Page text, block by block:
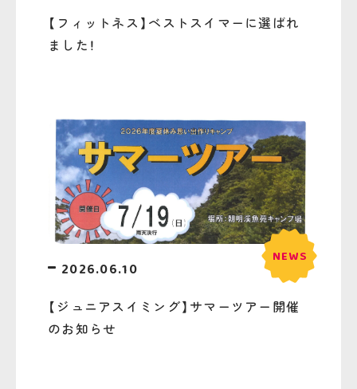
【フィットネス】ベストスイマーに選ばれ
ました！
2026.06.10
【ジュニアスイミング】サマーツアー開催
のお知らせ